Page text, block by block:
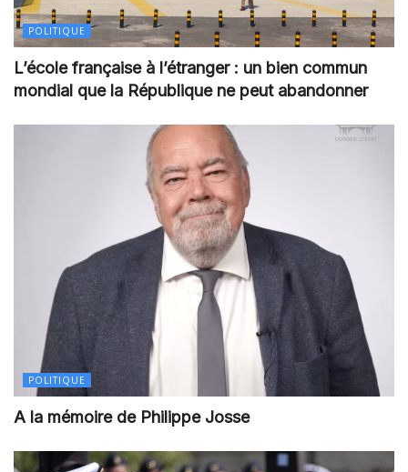
POLITIQUE
L’école française à l’étranger : un bien commun
mondial que la République ne peut abandonner
POLITIQUE
A la mémoire de Philippe Josse